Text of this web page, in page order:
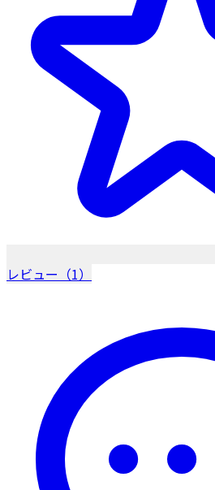
レビュー（1）